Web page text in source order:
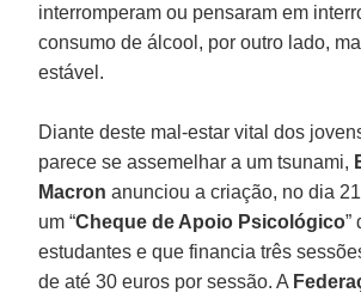
interromperam ou pensaram em
consumo de álcool, por outro lado,
estável.
Diante deste mal-estar vital dos
parece se assemelhar a um tsunami,
Macron anunciou a criação, no dia
um “Cheque de Apoio Psicológico”
estudantes e que financia três
de até 30 euros por sessão. A